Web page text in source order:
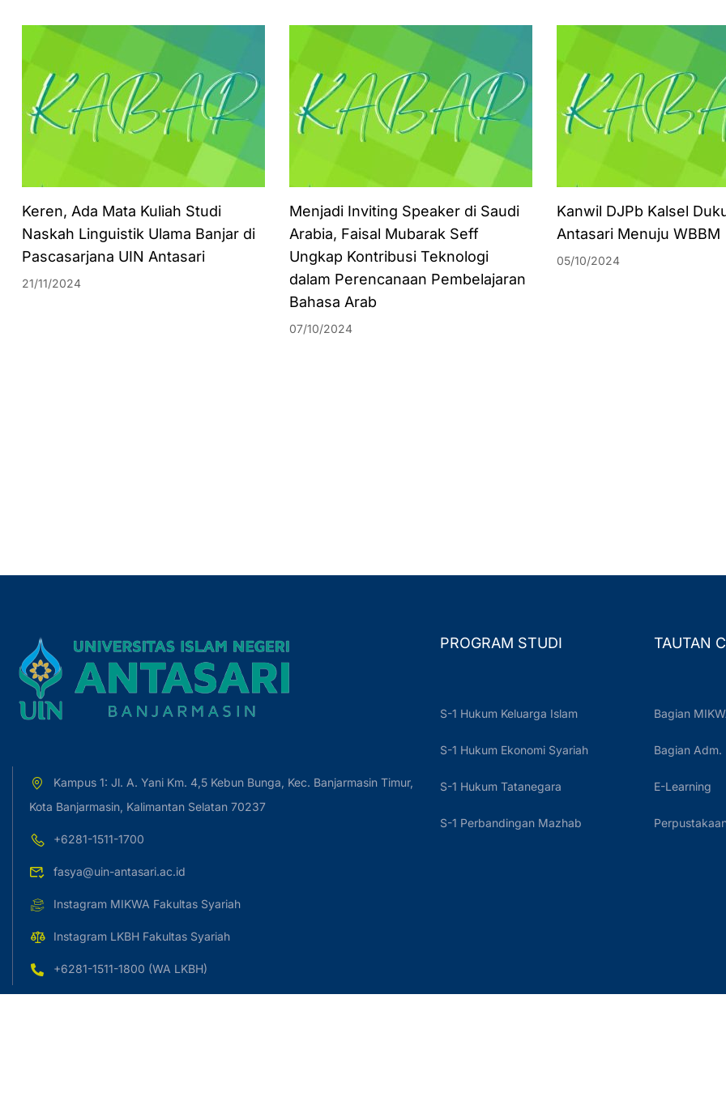
Keren, Ada Mata Kuliah Studi
Naskah Linguistik Ulama Banjar di
Pascasarjana UIN Antasari
21/11/2024
Menjadi Inviting Speaker di Saudi
Arabia, Faisal Mubarak Seff
Ungkap Kontribusi Teknologi
dalam Perencanaan Pembelajaran
Bahasa Arab
07/10/2024
Kanwil DJPb Kalsel
Antasari Menuju WBBM
05/10/2024
Kampus 1: Jl. A. Yani Km. 4,5 Kebun Bunga, Kec. Banjarmasin Timur,
Kota Banjarmasin, Kalimantan Selatan 70237
+6281-1511-1700
fasya@uin-antasari.ac.id
Instagram MIKWA Fakultas Syariah
Instagram LKBH Fakultas Syariah
+6281-1511-1800 (WA LKBH)
PROGRAM STUDI
S-1 Hukum Keluarga Islam
S-1 Hukum Ekonomi Syariah
S-1 Hukum Tatanegara
S-1 Perbandingan Mazhab
TAUTAN
Bagian
Bagian Adm.
E-Learning